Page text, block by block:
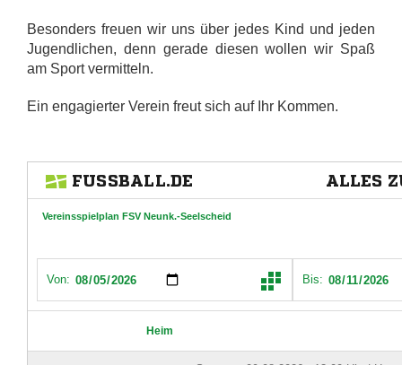
Besonders freuen wir uns über jedes Kind und jeden
Jugendlichen, denn gerade diesen wollen wir Spaß
am Sport vermitteln.
Ein engagierter Verein freut sich auf Ihr Kommen.